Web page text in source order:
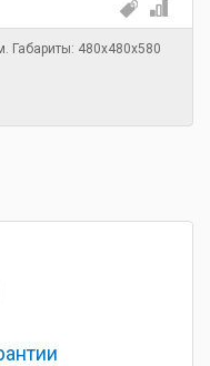
Габариты: 480х480х580